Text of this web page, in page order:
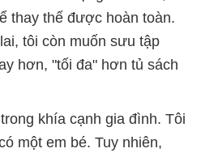
thay thế được hoàn toàn.
tôi còn muốn sưu tập
hơn, "tối đa" hơn tủ sách
khía cạnh gia đình. Tôi
một em bé. Tuy nhiên,